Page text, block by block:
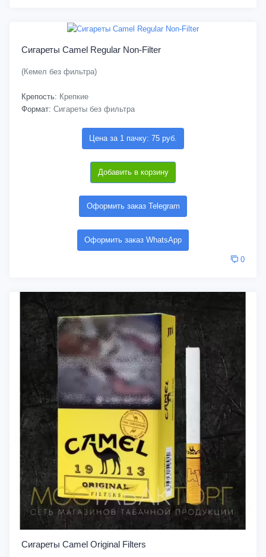
Сигареты Camel Regular Non-Filter
(Кемел без фильтра)
Крепость: Крепкие
Формат: Сигареты без фильтра
Цена за 1 пачку: 75 руб.
Добавить в корзину
Оформить заказ Telegram
Оформить заказ WhatsApp
0
Сигареты Camel Original Filters